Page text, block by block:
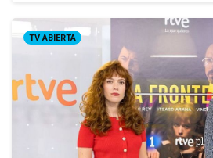
TV ABIERTA